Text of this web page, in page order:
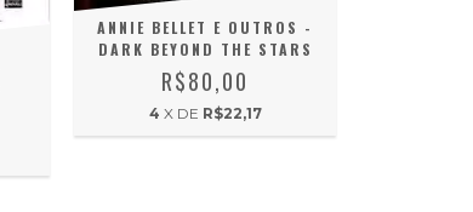
ANNIE BELLET E OUTROS -
DARK BEYOND THE STARS
R$80,00
4 X DE R$22,17